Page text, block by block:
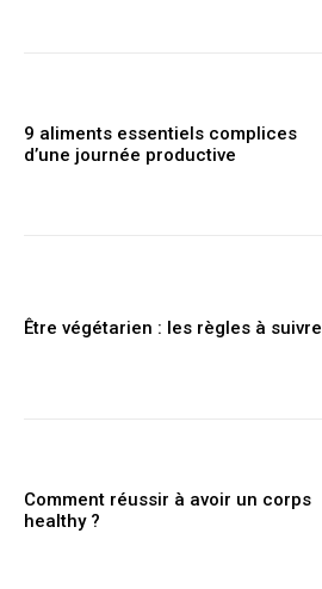
9 aliments essentiels complices
d’une journée productive
Être végétarien : les règles à suivre
Comment réussir à avoir un corps
healthy ?